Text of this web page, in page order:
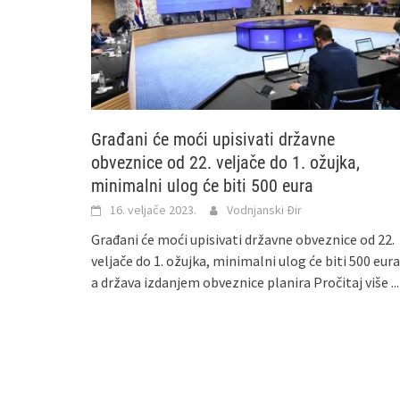
Građani će moći upisivati državne
obveznice od 22. veljače do 1. ožujka,
minimalni ulog će biti 500 eura
16. veljače 2023. Vodnjanski Đir
Građani će moći upisivati državne obveznice od 22.
veljače do 1. ožujka, minimalni ulog će biti 500
a država izdanjem obveznice planira Pročitaj više ...